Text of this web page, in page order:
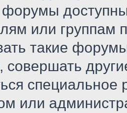
или группам
такие
совершать
или